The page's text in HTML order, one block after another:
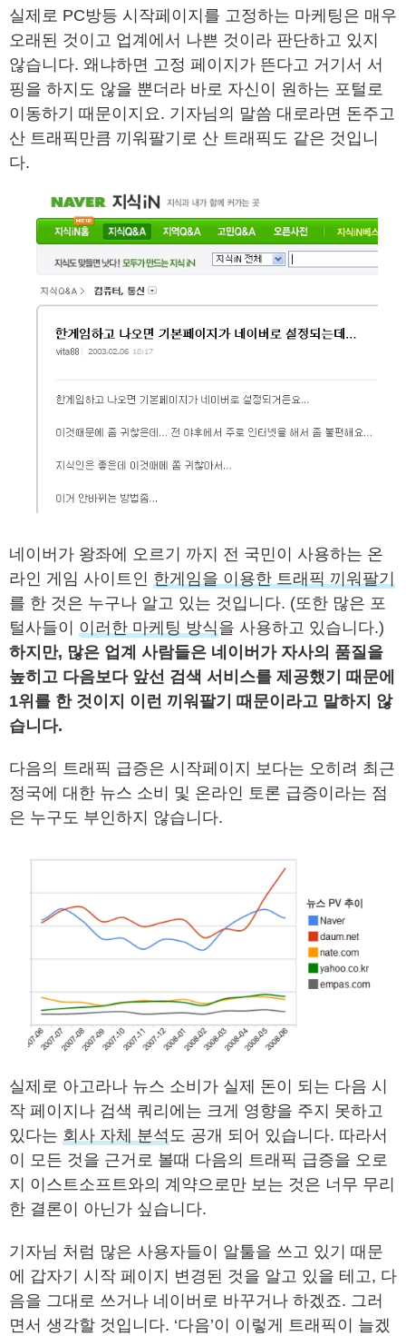
실제로 PC방등 시작페이지를 고정하는 마케팅은 매우
오래된 것이고 업계에서 나쁜 것이라 판단하고 있지
않습니다. 왜냐하면 고정 페이지가 뜬다고 거기서 서
핑을 하지도 않을 뿐더라 바로 자신이 원하는 포털로
이동하기 때문이지요. 기자님의 말씀 대로라면 돈주고
산 트래픽만큼 끼워팔기로 산 트래픽도 같은 것입니
다.
네이버가 왕좌에 오르기 까지 전 국민이 사용하는 온
라인 게임 사이트인 한게임을 이용한 트래픽 끼워팔기
를 한 것은 누구나 알고 있는 것입니다. (또한 많은 포
털사들이 이러한 마케팅 방식을 사용하고 있습니다.)
하지만, 많은 업계 사람들은 네이버가 자사의 품질을
높히고 다음보다 앞선 검색 서비스를 제공했기 때문에
1위를 한 것이지 이런 끼워팔기 때문이라고 말하지 않
습니다.
다음의 트래픽 급증은 시작페이지 보다는 오히려 최근
정국에 대한 뉴스 소비 및 온라인 토론 급증이라는 점
은 누구도 부인하지 않습니다.
실제로 아고라나 뉴스 소비가 실제 돈이 되는 다음 시
작 페이지나 검색 쿼리에는 크게 영향을 주지 못하고
있다는 회사 자체 분석도 공개 되어 있습니다. 따라서
이 모든 것을 근거로 볼때 다음의 트래픽 급증을 오로
지 이스트소프트와의 계약으로만 보는 것은 너무 무리
한 결론이 아닌가 싶습니다.
기자님 처럼 많은 사용자들이 알툴을 쓰고 있기 때문
에 갑자기 시작 페이지 변경된 것을 알고 있을 테고, 다
음을 그대로 쓰거나 네이버로 바꾸거나 하겠죠. 그러
면서 생각할 것입니다. ‘다음’이 이렇게 트래픽이 늘겠